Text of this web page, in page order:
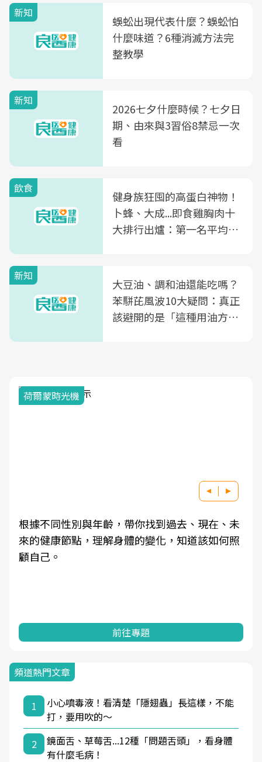
新知
蜈蚣出現代表什麼？蜈蚣怕
什麼味道？6種消滅方法完
整教學
新知
2026七夕什麼時候？七夕日
期、由來與3習俗8禁忌一次
看
飲食
健身族狂囤的高蛋白神物！
卜蜂、大成...即食雞胸肉十
大排行出爐：第一名平均一
新知
大豆油、調和油還能吃嗎？
苯駢芘風波10大疑問：真正
該避開的是「這種用油方
荷爾蒙時光機
根據不同性別與年齡，帶你找到過去、現在、未
來的健康節點，理解身體的變化，知道該如何照
顧自己。
前往專題
頻道熱門文章
1
小心噴毒液！看清楚「隱翅蟲」長這樣，不能
打，要用吹的～
2
鏡面舌、草莓舌...12種「問題舌頭」，看身體
有什麼毛病！